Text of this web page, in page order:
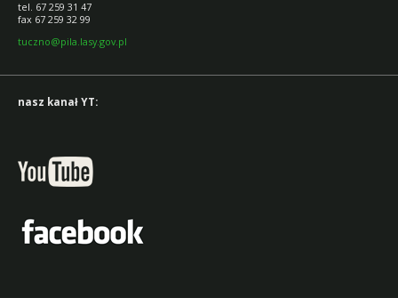
tel. 67 259 31 47
fax 67 259 32 99
tuczno@pila.lasy.gov.pl
nasz kanał YT: